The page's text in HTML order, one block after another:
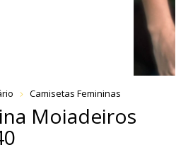
Camisetas Femininas
Moiadeiros